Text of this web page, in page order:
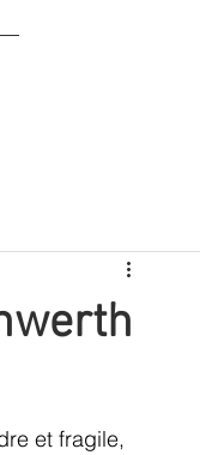
et fragile,